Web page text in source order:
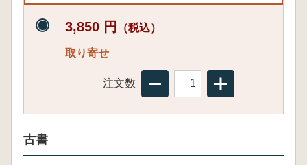
3,850 円 （税込）
取り寄せ
注文数
古書